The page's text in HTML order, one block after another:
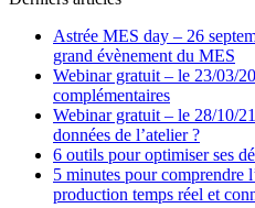
Astrée MES day – 26
grand évènement du MES
Webinar gratuit – le 23/03/
complémentaires
Webinar gratuit – le 28/10/
données de l’atelier ?
6 outils pour optimiser ses
5 minutes pour comprendre
production temps réel et